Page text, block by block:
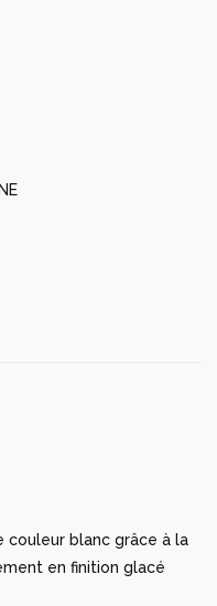
couleur blanc grâce à la
en finition glacé